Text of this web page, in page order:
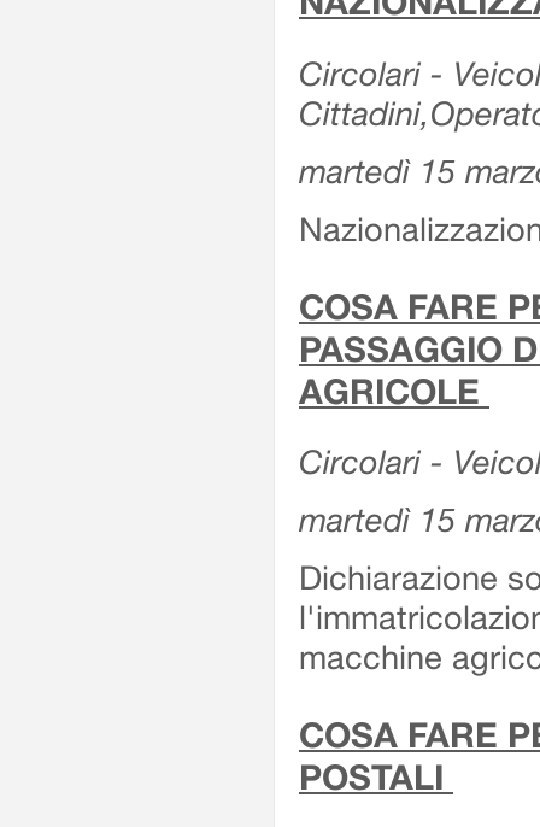
Circolari -
martedì 15
COSA FARE
PASSAGGIO
AGRICOLE
Circolari -
martedì 15
Dichiarazione
macchine
COSA FARE
POSTALI